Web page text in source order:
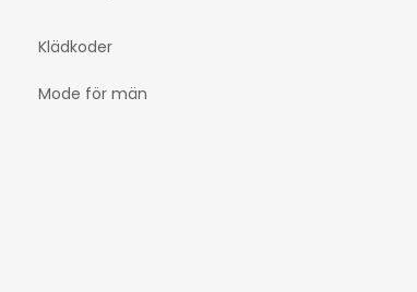
Klädkoder
Mode för män